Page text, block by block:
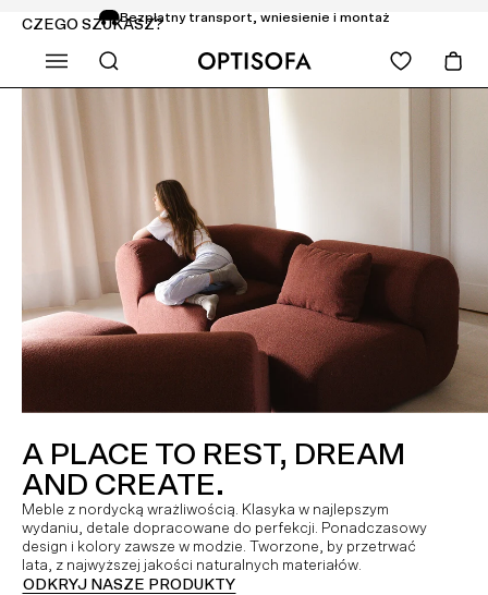
Bezpłatny transport, wniesienie i montaż
Zwrot do 14 dni
CZEGO SZUKASZ?
A PLACE TO REST, DREAM
AND CREATE.
Meble z nordycką wrażliwością. Klasyka w najlepszym
wydaniu, detale dopracowane do perfekcji. Ponadczasowy
design i kolory zawsze w modzie. Tworzone, by przetrwać
lata, z najwyższej jakości naturalnych materiałów.
ODKRYJ NASZE PRODUKTY